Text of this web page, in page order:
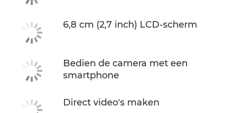
6,8 cm (2,7 inch) LCD-scherm
Bedien de camera met een
smartphone
Direct video's maken